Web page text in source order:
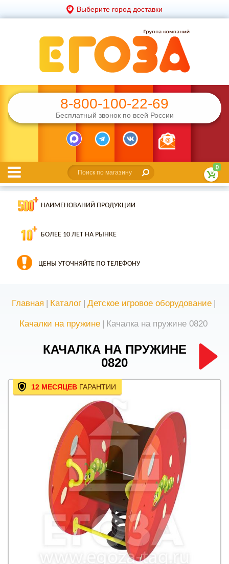
Выберите город доставки
8-800-100-22-69
Бесплатный звонок по всей России
0
НАИМЕНОВАНИЙ ПРОДУКЦИИ
БОЛЕЕ 10 ЛЕТ НА РЫНКЕ
ЦЕНЫ УТОЧНЯЙТЕ ПО ТЕЛЕФОНУ
Главная | Каталог | Детское игровое оборудование |
Качалки на пружине | Качалка на пружине 0820
КАЧАЛКА НА ПРУЖИНЕ
0820
12 МЕСЯЦЕВ ГАРАНТИИ